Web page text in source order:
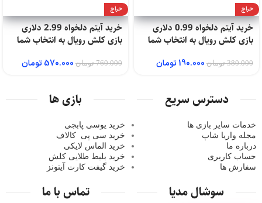
حراج
خرید آیتم دلخواه 0.99 دلاری
بازی کلش رویال به انتخاب شما
380.000 تومان 190.000تومان
حراج
خرید آیتم دلخواه 2.99 دلاری
بازی کلش رویال به انتخاب شما
760.000 تومان 570.000تومان
دسترس سریع
خدمات سایر بازی ها
مجله واریا شاپ
درباره ما
حساب کاربری
سفارش ها
بازی ها
خرید یوسی پابجی
خرید سی پی کالاف
خرید الماس لایکی
خرید بلیط طلایی کلش
خرید گیفت کارت آیتونز
سوشال مدیا تماس با ما